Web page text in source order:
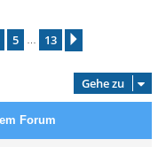
5 13
Gehe zu
Forum